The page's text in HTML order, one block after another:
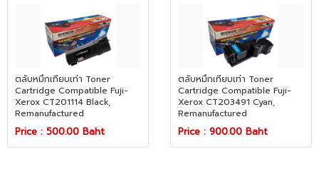
ตลับหมึกเทียบเท่า Toner
Cartridge Compatible Fuji-
Xerox CT201114 Black,
Remanufactured
Price : 500.00 Baht
ตลับหมึกเทียบเท่า Toner
Cartridge Compatible Fuji-
Xerox CT203491 Cyan,
Remanufactured
Price : 900.00 Baht